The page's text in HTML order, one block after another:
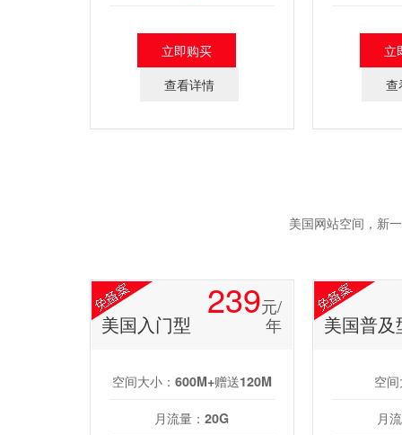
立即购买
查看详情
立
查
美国网站空间，新
美国入门型
239元/
年
空间大小： 600M+赠送120M
月流量：20G
美国普及
空
月